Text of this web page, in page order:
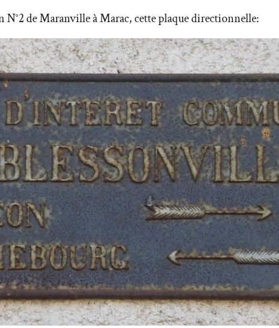
de Maranville à Marac, cette plaque directionnelle: